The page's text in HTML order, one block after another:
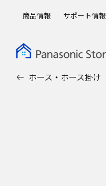
商品情報 サポート情報
ホース・ホース掛け